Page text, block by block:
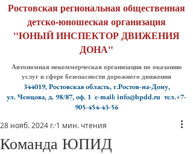
Ростовская региональная общественная
детско-юношеская организация
"ЮНЫЙ ИНСПЕКТОР ДВИЖЕНИЯ
ДОНА"
Автономная некоммерческая организация по оказанию
услуг в сфере безопасности дорожного движения
344019, Ростовская область, г.Ростов-на-Дону,
ул. Ченцова, д. 98/87, оф. 1 e-mail: info@bpdd.ru тел.+7-
905-454-43-56
Команда ЮПИД
28 нояб. 2024 г. 1 мин. чтения